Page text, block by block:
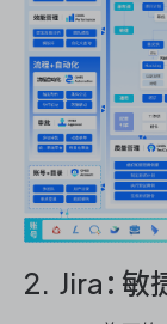
2. Jira：敏